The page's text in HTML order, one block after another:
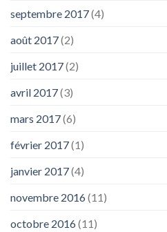
septembre 2017(4)
août 2017(2)
juillet 2017(2)
avril 2017(3)
mars 2017(6)
février 2017(1)
janvier 2017(4)
novembre 2016(11)
octobre 2016(11)